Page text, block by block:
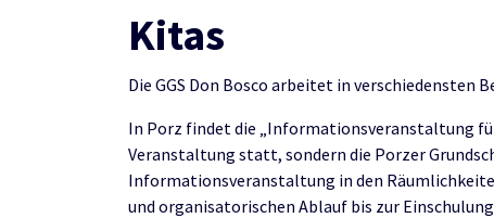
Kitas
Die GGS Don Bosco arbeitet in
In Porz findet die „Informationsveranstaltung
Veranstaltung statt, sondern die Porzer
Informationsveranstaltung in den
und organisatorischen Ablauf bis zur